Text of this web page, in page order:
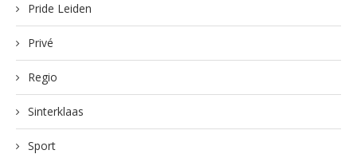
Pride Leiden
Privé
Regio
Sinterklaas
Sport